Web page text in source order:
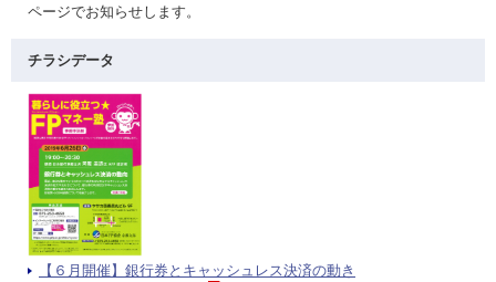
ページでお知らせします。
チラシデータ
【６月開催】銀行券とキャッシュレス決済の動き